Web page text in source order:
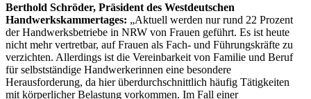
Berthold Schröder, Präsident des Westdeutschen
Handwerkskammertages: „Aktuell werden nur rund 22 Prozent
der Handwerksbetriebe in NRW von Frauen geführt. Es ist heute
nicht mehr vertretbar, auf Frauen als Fach- und Führungskräfte zu
verzichten. Allerdings ist die Vereinbarkeit von Familie und Beruf
für selbstständige Handwerkerinnen eine besondere
Herausforderung, da hier überdurchschnittlich häufig Tätigkeiten
mit körperlicher Belastung vorkommen. Im Fall einer